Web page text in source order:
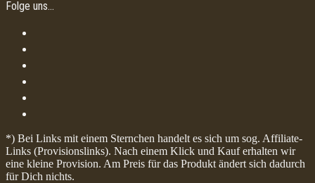
Folge uns…
*) Bei Links mit einem Sternchen handelt es sich um sog. Affiliate-
Links (Provisionslinks). Nach einem Klick und Kauf erhalten wir
eine kleine Provision. Am Preis für das Produkt ändert sich dadurch
für Dich nichts.